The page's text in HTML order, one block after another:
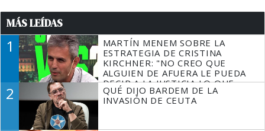
MÁS LEÍDAS
1
MARTÍN MENEM SOBRE LA
ESTRATEGIA DE CRISTINA
KIRCHNER: "NO CREO QUE
ALGUIEN DE AFUERA LE PUEDA
DECIR A LA JUSTICIA LO QUE
TIENE QUE HACER"
2
QUÉ DIJO BARDEM DE LA
INVASIÓN DE CEUTA